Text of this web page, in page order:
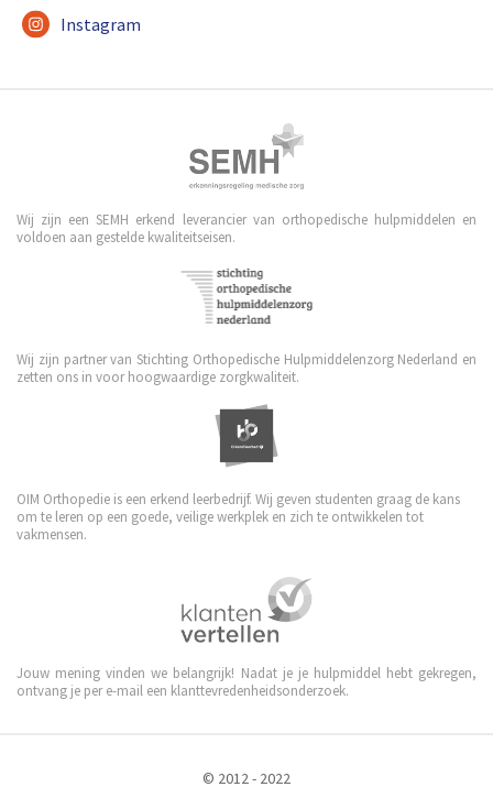
Instagram
Wij zijn een SEMH erkend leverancier van orthopedische hulpmiddelen en
voldoen aan gestelde kwaliteitseisen.
Wij zijn partner van Stichting Orthopedische Hulpmiddelenzorg Nederland en
zetten ons in voor hoogwaardige zorgkwaliteit.
OIM Orthopedie is een erkend leerbedrijf. Wij geven studenten graag de kans
om te leren op een goede, veilige werkplek en zich te ontwikkelen tot
vakmensen.
Jouw mening vinden we belangrijk! Nadat je je hulpmiddel hebt gekregen,
ontvang je per e-mail een klanttevredenheidsonderzoek.
© 2012 - 2022